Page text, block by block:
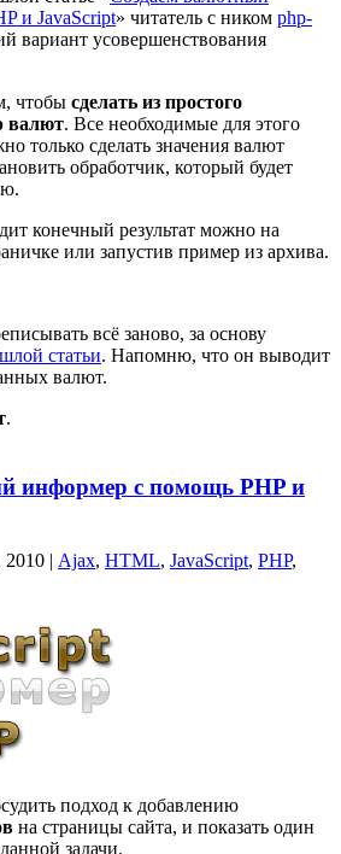
и JavaScript» читатель с ником php-
вариант усовершенствования
чтобы сделать из простого
валют. Все необходимые для этого
только сделать значения валют
обработчик, который будет
конечный результат можно на
или запустив пример из архива.
всё заново, за основу
статьи. Напомню, что он выводит
валют.
.
информер с помощь PHP и
2010 | Ajax, HTML, JavaScript, PHP,
подход к добавлению
на страницы сайта, и показать один
задачи.